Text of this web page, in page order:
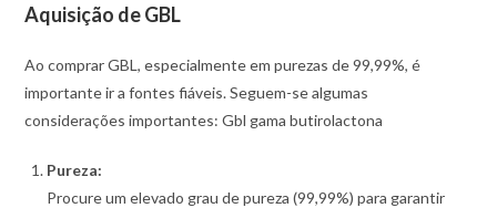
Aquisição de GBL
Ao comprar GBL, especialmente em purezas de 99,99%, é
importante ir a fontes fiáveis. Seguem-se algumas
considerações importantes: Gbl gama butirolactona
Pureza:
Procure um elevado grau de pureza (99,99%) para garantir